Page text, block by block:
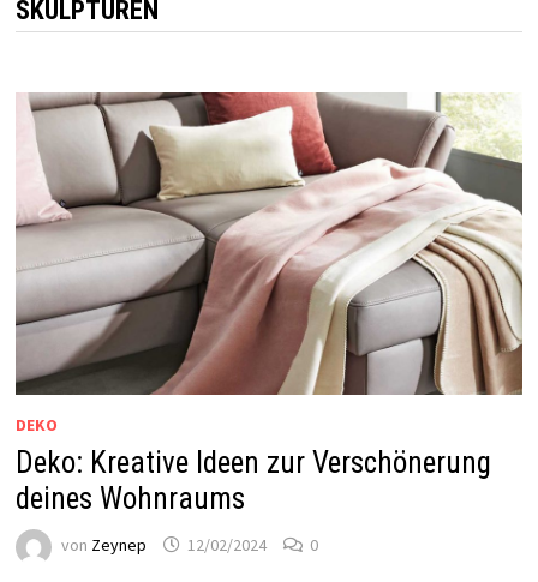
SKULPTUREN
DEKO
Deko: Kreative Ideen zur Verschönerung
deines Wohnraums
von Zeynep 12/02/2024 0